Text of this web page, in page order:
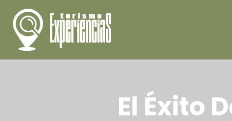
El Éxito